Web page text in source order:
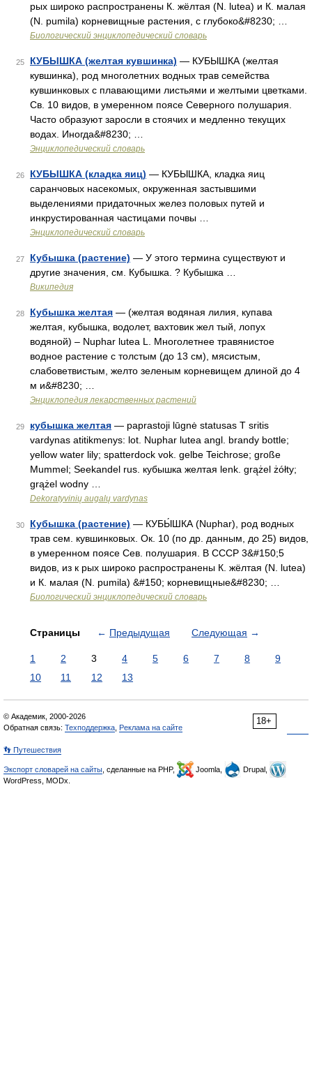
рых широко распространены К. жёлтая (N. lutea) и К. малая
(N. pumila) корневищные растения, с глубоко&#8230; …
Биологический энциклопедический словарь
25 КУБЫШКА (желтая кувшинка) — КУБЫШКА (желтая
кувшинка), род многолетних водных трав семейства
кувшинковых с плавающими листьями и желтыми цветками.
Св. 10 видов, в умеренном поясе Северного полушария.
Часто образуют заросли в стоячих и медленно текущих
водах. Иногда&#8230; …
Энциклопедический словарь
26 КУБЫШКА (кладка яиц) — КУБЫШКА, кладка яиц
саранчовых насекомых, окруженная застывшими
выделениями придаточных желез половых путей и
инкрустированная частицами почвы …
Энциклопедический словарь
27 Кубышка (растение) — У этого термина существуют и
другие значения, см. Кубышка. ? Кубышка …
Википедия
28 Кубышка желтая — (желтая водяная лилия, купава
желтая, кубышка, водолет, вахтовик жел тый, лопух
водяной) – Nuphar lutea L. Многолетнее травянистое
водное растение с толстым (до 13 см), мясистым,
слабоветвистым, желто зеленым корневищем длиной до 4
м и&#8230; …
Энциклопедия лекарственных растений
29 кубышка желтая — paprastoji lūgnė statusas T sritis
vardynas atitikmenys: lot. Nuphar lutea angl. brandy bottle;
yellow water lily; spatterdock vok. gelbe Teichrose; große
Mummel; Seekandel rus. кубышка желтая lenk. grążel żółty;
grążel wodny …
Dekoratyvinių augalų vardynas
30 Кубышка (растение) — КУБЫ́ШКА (Nuphar), род водных
трав сем. кувшинковых. Ок. 10 (по др. данным, до 25) видов,
в умеренном поясе Сев. полушария. В СССР 3&#150;5
видов, из к рых широко распространены К. жёлтая (N. lutea)
и К. малая (N. pumila) &#150; корневищные&#8230; …
Биологический энциклопедический словарь
Страницы ← Предыдущая Следующая →
1 2 3 4 5 6 7 8
9
10
11 12 13
18+
© Академик, 2000-2026
Обратная связь: Техподдержка Реклама на сайте
👣 Путешествия
Экспорт словарей на сайты , сделанные на PHP, Joomla,
Drupal,
WordPress, MODx.